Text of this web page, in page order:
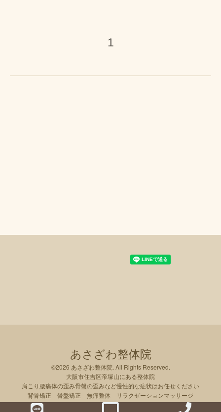
1
あさざわ整体院
©2026 あさざわ整体院. All Rights Reserved.
大阪市住吉区帝塚山にある整体院
肩こり腰痛体の歪み骨盤の歪みなど慢性的な症状はお任せください
背骨矯正 骨盤矯正 無痛整体 リラクゼーションマッサージ